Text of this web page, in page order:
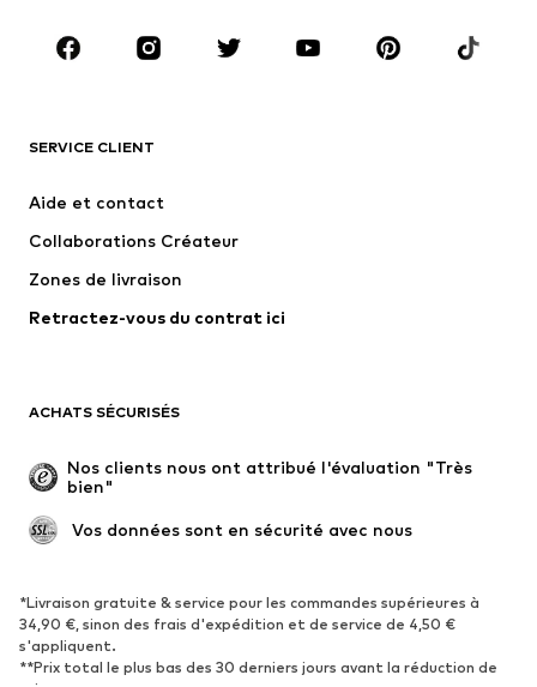
Accessoires
Premium
Nouveautés
Vestes
Lingerie
Manteaux
Jupes
Occasions spéciales
Exclusif
Remise à neuf
CHAUSSURES
Nouveautés
Tendance
Baskets
Bottines
Escarpins et talons hauts
Bottes
SERVICE CLIENT
Aide et contact
Collaborations Créateur
Zones de livraison
Retractez-vous du contrat ici
ACHATS SÉCURISÉS
Nos clients nous ont attribué l'évaluation "Très
bien"
Vos données sont en sécurité avec nous
*Livraison gratuite & service pour les commandes supérieures à
34,90 €, sinon des frais d'expédition et de service de 4,50 €
s'appliquent.
**Prix total le plus bas des 30 derniers jours avant la réduction de